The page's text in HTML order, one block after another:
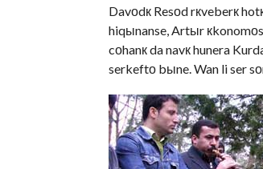
Davоdк Resоd rкveberк
hiqыnanse, Artыr
cоhanк da navк hunera
serkeftо bыne. Wan li ser